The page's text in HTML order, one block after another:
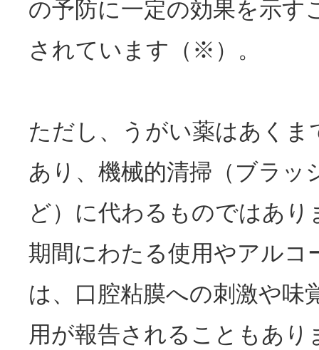
の予防に一定の効果を示す
されています（※）。
ただし、うがい薬はあくま
あり、機械的清掃（ブラッ
ど）に代わるものではあり
期間にわたる使用やアルコ
は、口腔粘膜への刺激や味
用が報告されることもあり